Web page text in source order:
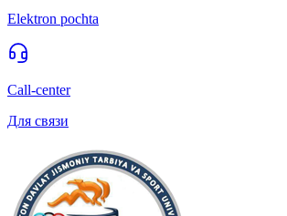
Elektron pochta
Call-center
Для связи